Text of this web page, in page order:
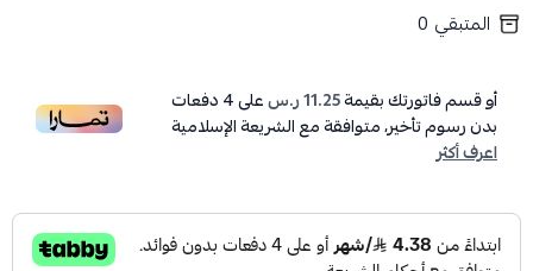
المتبقي 0
أو قسم فاتورتك بقيمة11.25 ر.س على4دفعات
بدون رسوم تأخير، متوافقة مع الشريعة الإسلامية
اعرف أكثر